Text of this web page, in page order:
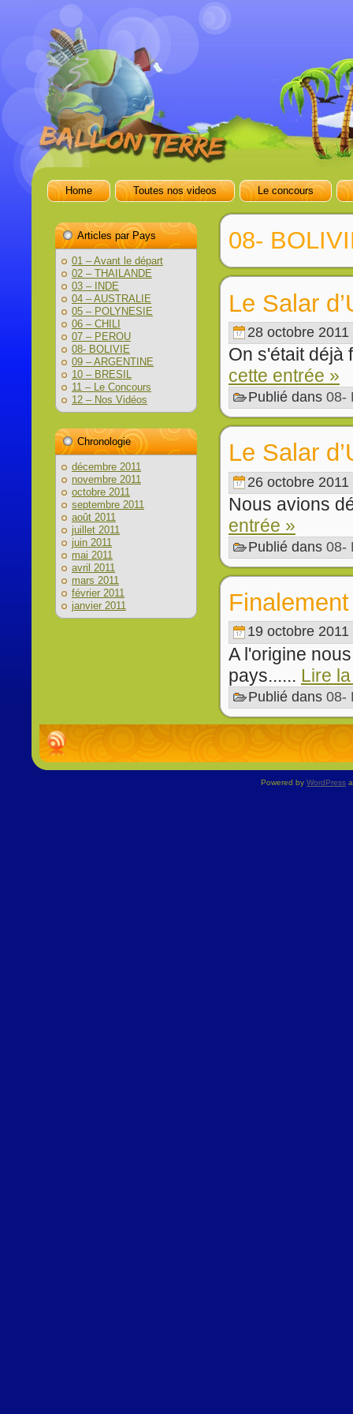
Home Toutes nos videos Le concours
Articles par Pays
01 – Avant le départ
02 – THAILANDE
03 – INDE
04 – AUSTRALIE
05 – POLYNESIE
06 – CHILI
07 – PEROU
08- BOLIVIE
09 – ARGENTINE
10 – BRESIL
11 – Le Concours
12 – Nos Vidéos
Chronologie
décembre 2011
novembre 2011
octobre 2011
septembre 2011
août 2011
juillet 2011
juin 2011
mai 2011
avril 2011
mars 2011
février 2011
janvier 2011
08-
Le Salar
28 octobre
On s'était déjà
cette entrée »
Publié dans 08-
Le Salar
26 octobre
Nous avions
entrée »
Publié dans 08-
19 octobre
A l'origine
pays...... Lire
Publié dans 08-
Powered by WordPress